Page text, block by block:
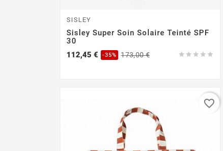
SISLEY
Sisley Super Soin Solaire Teinté SPF
30
    
112,45 € -35% 173,00 €Precio
Precio
favorite_border